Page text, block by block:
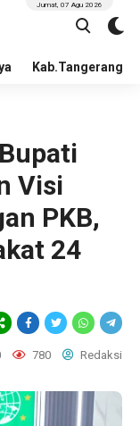
Kab.Tangerang
Jumat, 07 Agu 2026
Visi
PKB,
24
780 Redaksi